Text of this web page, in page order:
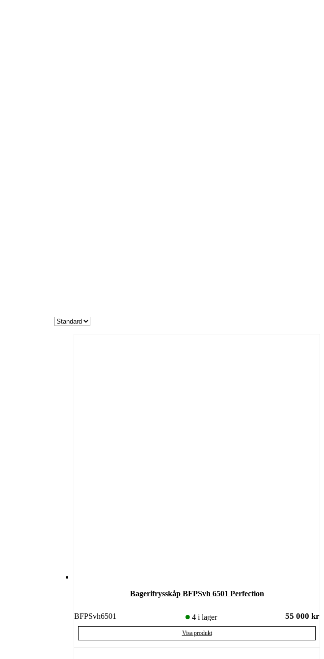
Bagerifrysskåp BFPSvh 6501 Perfection
BFPSvh6501 4 i lager 55 000 kr
Visa produkt